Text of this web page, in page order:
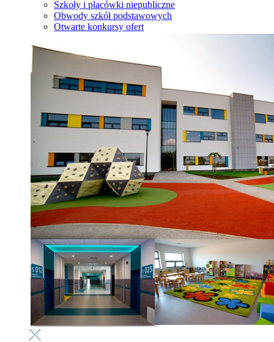
Szkoły i placówki niepubliczne
Obwody szkół podstawowych
Otwarte konkursy ofert